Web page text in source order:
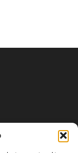
“liberamente” i
occhio rivolto al